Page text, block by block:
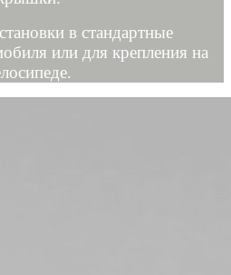
в стандартные
или для крепления на